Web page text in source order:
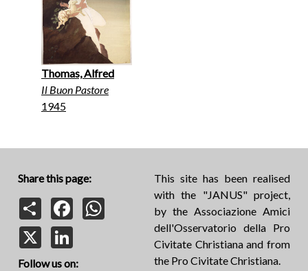
Thomas, Alfred
Il Buon Pastore
1945
Share this page:
Share
Facebook
Follow us on:
This site has been realised
with the "JANUS" project,
by the Associazione Amici
dell'Osservatorio della Pro
Civitate Christiana and from
the Pro Civitate Christiana.